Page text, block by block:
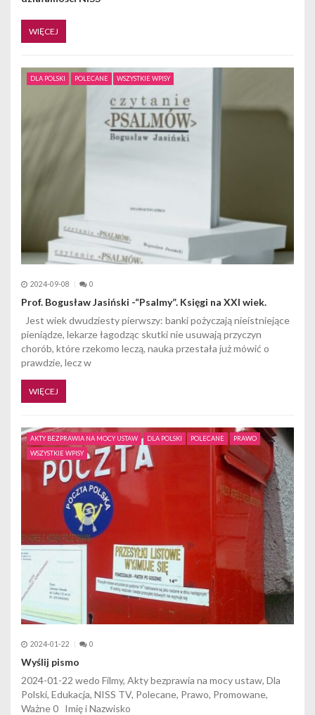
WIĘCEJ
DLA POLSKI POLECANE WSZYSTKIE WPISY
2024-09-08 0
Prof. Bogusław Jasiński -“Psalmy”. Księgi na XXI wiek.
Jest wiek dwudziesty pierwszy: banki pożyczają nieistniejące
pieniądze, lekarze łagodząc skutki nie usuwają przyczyn
chorób, które rzekomo leczą, nauka przestała już mówić o
prawdzie, lecz w
WIĘCEJ
AKTY BEZPRAWIA NA MOCY USTAW DLA POLSKI POLECANE
PRAWO
WSZYSTKIE WPISY
2024-01-22 0
Wyślij pismo
2024-01-22 wedo Filmy, Akty bezprawia na mocy ustaw, Dla
Polski, Edukacja, NISS TV, Polecane, Prawo, Promowane,
Ważne 0 Imię i Nazwisko